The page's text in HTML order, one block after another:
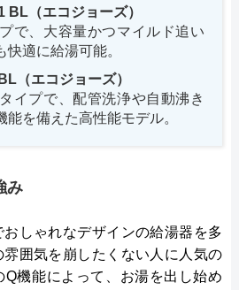
BL（エコジョーズ）
で、大容量かつマイルド追い
適に給湯可能。
（エコジョーズ）
イプで、配管洗浄や自動沸き
能を備えた高性能モデル。
み
しゃれなデザインの給湯器を多
雰囲気を崩したくない人に人気の
Q機能によって、お湯を出し始め